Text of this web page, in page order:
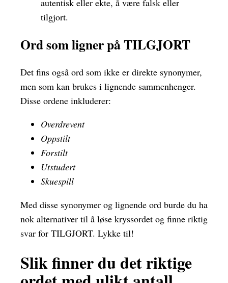
autentisk eller ekte, å være falsk eller
tilgjort.
Ord som ligner på TILGJORT
Det fins også ord som ikke er direkte synonymer,
men som kan brukes i lignende sammenhenger.
Disse ordene inkluderer:
Overdrevent
Oppstilt
Forstilt
Utstudert
Skuespill
Med disse synonymer og lignende ord burde du ha
nok alternativer til å løse kryssordet og finne riktig
svar for TILGJORT. Lykke til!
Slik finner du det riktige